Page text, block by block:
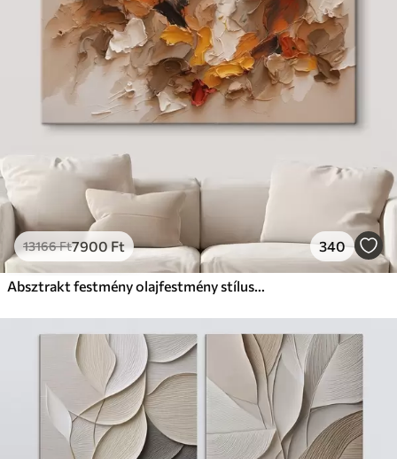
13166Ft7900Ft 340
Absztrakt festmény olajfestmény stílusban